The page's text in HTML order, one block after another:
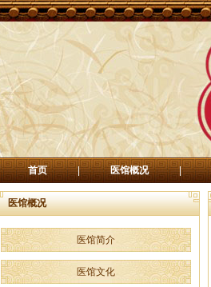
首页 | 医馆概况 |
医馆概况
医馆简介
医馆文化